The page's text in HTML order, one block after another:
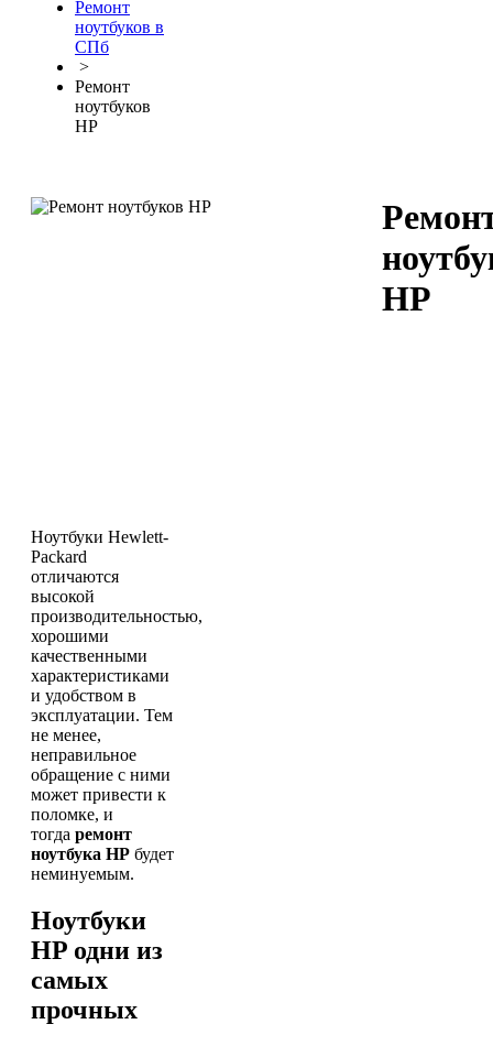
Ремонт
ноутбуков в
СПб
>
Ремонт
ноутбуков
HP
HP
Ноутбуки Hewlett-
Packard
отличаются
высокой
производительностью,
хорошими
качественными
характеристиками
и удобством в
эксплуатации. Тем
не менее,
неправильное
обращение с ними
может привести к
поломке, и
тогда ремонт
ноутбука HP будет
неминуемым.
Ноутбуки
HP одни из
самых
прочных